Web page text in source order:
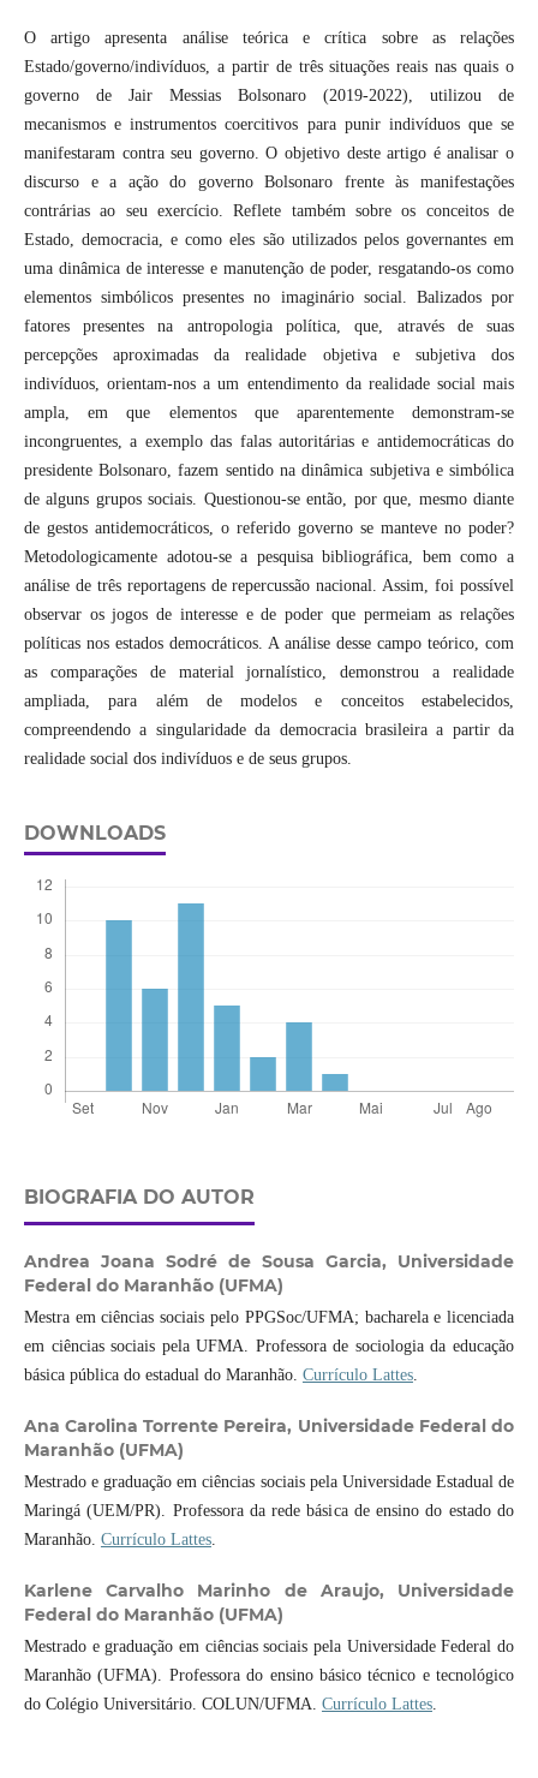
O artigo apresenta análise teórica e crítica sobre as relações
Estado/governo/indivíduos, a partir de três situações reais nas quais o
governo de Jair Messias Bolsonaro (2019-2022), utilizou de
mecanismos e instrumentos coercitivos para punir indivíduos que se
manifestaram contra seu governo. O objetivo deste artigo é analisar o
discurso e a ação do governo Bolsonaro frente às manifestações
contrárias ao seu exercício. Reflete também sobre os conceitos de
Estado, democracia, e como eles são utilizados pelos governantes em
uma dinâmica de interesse e manutenção de poder, resgatando-os como
elementos simbólicos presentes no imaginário social. Balizados por
fatores presentes na antropologia política, que, através de suas
percepções aproximadas da realidade objetiva e subjetiva dos
indivíduos, orientam-nos a um entendimento da realidade social mais
ampla, em que elementos que aparentemente demonstram-se
incongruentes, a exemplo das falas autoritárias e antidemocráticas do
presidente Bolsonaro, fazem sentido na dinâmica subjetiva e simbólica
de alguns grupos sociais. Questionou-se então, por que, mesmo diante
de gestos antidemocráticos, o referido governo se manteve no poder?
Metodologicamente adotou-se a pesquisa bibliográfica, bem como a
análise de três reportagens de repercussão nacional. Assim, foi possível
observar os jogos de interesse e de poder que permeiam as relações
políticas nos estados democráticos. A análise desse campo teórico, com
as comparações de material jornalístico, demonstrou a realidade
ampliada, para além de modelos e conceitos estabelecidos,
compreendendo a singularidade da democracia brasileira a partir da
realidade social dos indivíduos e de seus grupos.
DOWNLOADS
BIOGRAFIA DO AUTOR
Andrea Joana Sodré de Sousa Garcia, Universidade
Federal do Maranhão (UFMA)
Mestra em ciências sociais pelo PPGSoc/UFMA; bacharela e licenciada
em ciências sociais pela UFMA. Professora de sociologia da educação
básica pública do estadual do Maranhão. Currículo Lattes.
Ana Carolina Torrente Pereira, Universidade Federal do
Maranhão (UFMA)
Mestrado e graduação em ciências sociais pela Universidade Estadual de
Maringá (UEM/PR). Professora da rede básica de ensino do estado do
Maranhão. Currículo Lattes.
Karlene Carvalho Marinho de Araujo, Universidade
Federal do Maranhão (UFMA)
Mestrado e graduação em ciências sociais pela Universidade Federal do
Maranhão (UFMA). Professora do ensino básico técnico e tecnológico
do Colégio Universitário. COLUN/UFMA. Currículo Lattes.